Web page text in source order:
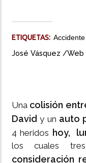
ETIQUETAS:
José Vásquez /Web
Una colisión
Davidy un auto
4 heridos hoy,
los cuales
consideración